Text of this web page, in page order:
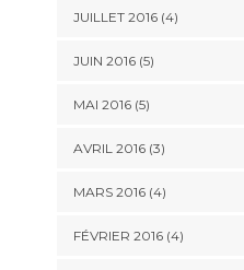
JUILLET 2016(4)
JUIN 2016(5)
MAI 2016(5)
AVRIL 2016(3)
MARS 2016(4)
FÉVRIER 2016(4)